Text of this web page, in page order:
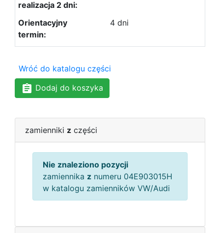
4 dni
Wróć do katalogu części
Dodaj do koszyka
zamienniki z części
Nie znaleziono pozycji
zamiennika z numeru 04E903015H
w katalogu zamienników VW/Audi